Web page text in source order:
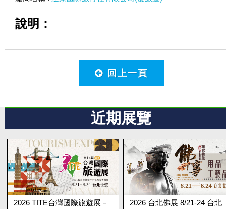
說明：
回上一頁
近期展覽
2026 TITE台灣國際旅遊展－
2026 台北佛展 8/21-24 台北